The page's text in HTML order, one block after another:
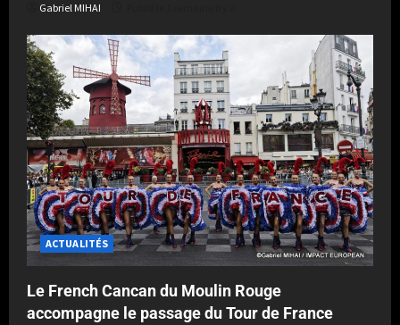
Gabriel MIHAI
ACTUALITÉS
Le French Cancan du Moulin Rouge
accompagne le passage du Tour de France